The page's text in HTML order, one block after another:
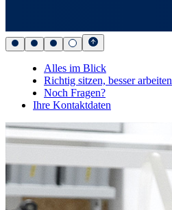
Alles im Blick
Richtig sitzen, besser arbeiten
Noch Fragen?
Ihre Kontaktdaten